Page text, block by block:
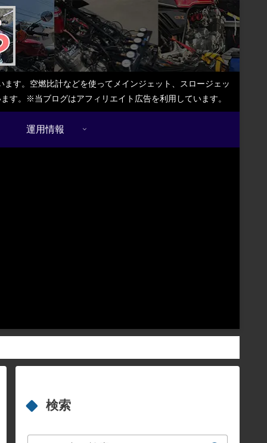
す。空燃比計などを使ってメインジェット、スロージェッ
す。※当ブログはアフィリエイト広告を利用しています。
運用情報
検索